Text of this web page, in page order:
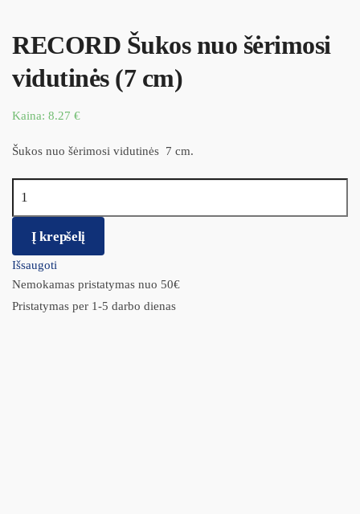
RECORD Šukos nuo šėrimosi
vidutinės (7 cm)
Kaina: 8.27 €
Šukos nuo šėrimosi vidutinės 7 cm.
Į krepšelį
Išsaugoti
Nemokamas pristatymas nuo 50€
Pristatymas per 1-5 darbo dienas